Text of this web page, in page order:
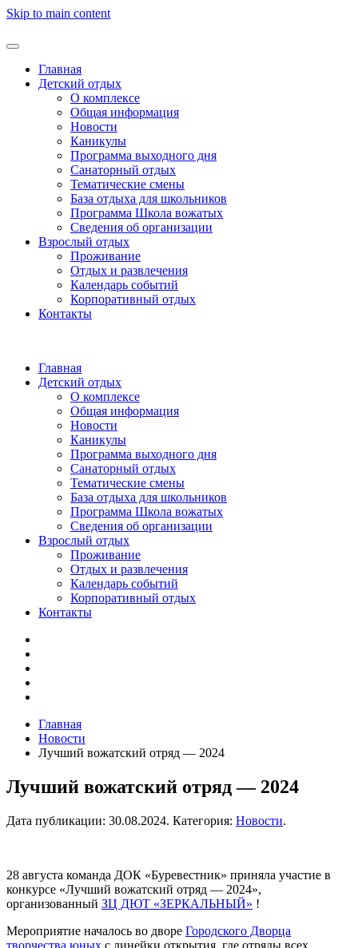
Skip to main content
Главная
Детский отдых
О комплексе
Общая информация
Новости
Каникулы
Программа выходного дня
Санаторный отдых
Тематические смены
База отдыха для школьников
Программа Школа вожатых
Cведения об организации
Взрослый отдых
Проживание
Отдых и развлечения
Календарь событий
Корпоративный отдых
Контакты
Главная
Детский отдых
О комплексе
Общая информация
Новости
Каникулы
Программа выходного дня
Санаторный отдых
Тематические смены
База отдыха для школьников
Программа Школа вожатых
Cведения об организации
Взрослый отдых
Проживание
Отдых и развлечения
Календарь событий
Корпоративный отдых
Контакты
Главная
Новости
Лучший вожатский отряд — 2024
Лучший вожатский отряд — 2024
Дата публикации: 30.08.2024. Категория: Новости.
28 августа команда ДОК «Буревестник» приняла участие в
конкурсе «Лучший вожатский отряд — 2024»,
организованный ЗЦ ДЮТ «ЗЕРКАЛЬНЫЙ» !
Мероприятие началось во дворе Городского Дворца
творчества юных с линейки открытия, где отряды всех